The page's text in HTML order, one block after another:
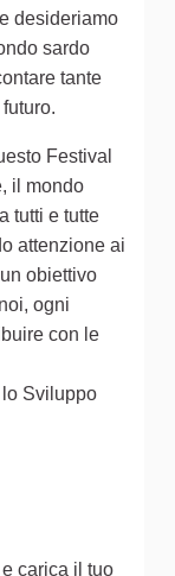
desideriamo
sardo
tante
Festival
il mondo
tutti e tutte
attenzione ai
obiettivo
ogni
con le
Sviluppo
carica il tuo